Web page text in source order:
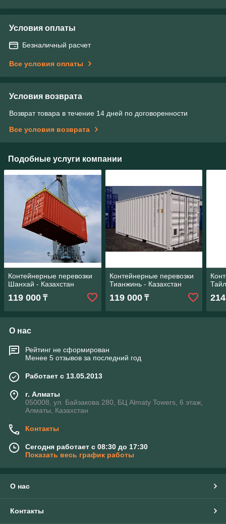
Условия оплаты
Безналичный расчет
Все условия оплаты
Условия возврата
Возврат товара в течение 14 дней по договоренности
Все условия возврата
Подобные услуги компании
Контейнерные перевозки
Шанхай - Казахстан
119 000 ₸
Контейнерные перевозки
Тианжинь - Казахстан
119 000₸
О нас
Рейтинг не сформирован
Менее 5 отзывов за последний год
Работает с 13.05.2013
г. Алматы
050008, ул. Байзакова 280, БЦ Almaty Towers, 6 этаж,
Алматы, Казахстан
Контакты
Сегодня работает с 08:30 до 17:30
Показать весь график работы
О нас
Контакты